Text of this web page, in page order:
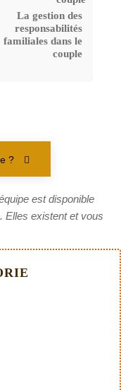
La gestion des
responsabilités
familiales dans le
couple
?
est disponible
Elles existent et vous